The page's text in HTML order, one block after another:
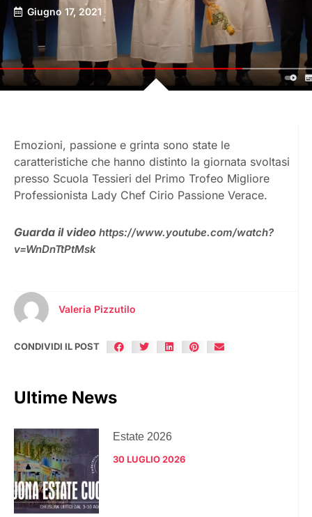
Giugno 17, 2021
Emozioni, passione e grinta sono state le
caratteristiche che hanno distinto la giornata svoltasi
presso Scuola Tessieri del Primo Trofeo Migliore
Professionista Lady Chef Cirio Passione Verace.
Guarda il video https://www.youtube.com/watch?
v=WnDnTtPtMsk
Valeria Pizzutilo
CONDIVIDI IL POST
Ultime News
Estate 2026
30 LUGLIO 2026